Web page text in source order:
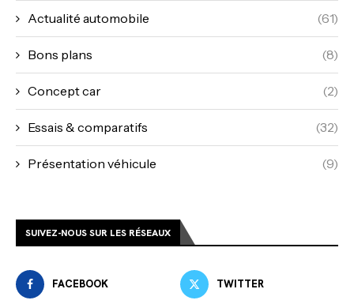
Actualité automobile (61)
Bons plans (8)
Concept car (2)
Essais & comparatifs (32)
Présentation véhicule (9)
SUIVEZ-NOUS SUR LES RÉSEAUX
FACEBOOK TWITTER